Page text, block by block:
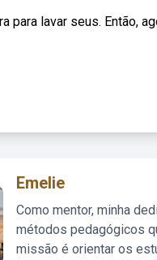
para lavar seus. Então,
Emelie
Como mentor, minha
métodos pedagógicos
missão é orientar os